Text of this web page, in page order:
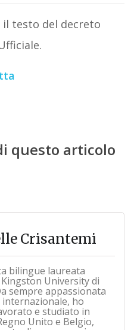
testo del decreto
questo articolo
Crisantemi
bilingue laureata
University di
sempre appassionata
ho
e studiato in
Unito e Belgio,